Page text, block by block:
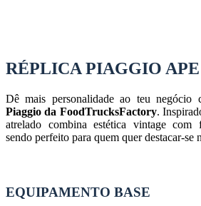
RÉPLICA PIAGGIO APE
Dê mais personalidade ao teu negócio
Piaggio da FoodTrucksFactory.
atrelado combina estética vintage com
sendo perfeito para quem quer destacar-se
EQUIPAMENTO BASE